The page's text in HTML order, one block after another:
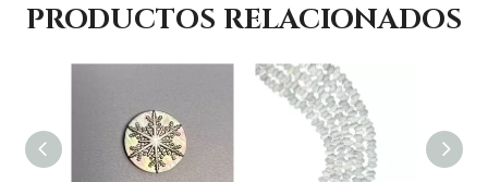
PRODUCTOS RELACIONADOS